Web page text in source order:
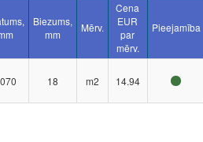
Biezums,
mm
Mērv.
Cena
EUR
par
mērv.
Pieejamība
18 m2 14.94